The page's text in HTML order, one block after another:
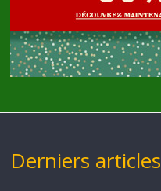
Derniers articles